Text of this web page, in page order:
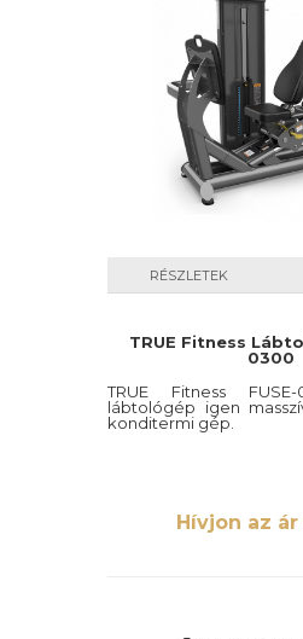
RÉSZLETEK
TRUE Fitness
0300
TRUE Fitness
lábtológép igen
konditermi gép.
Hívjon az